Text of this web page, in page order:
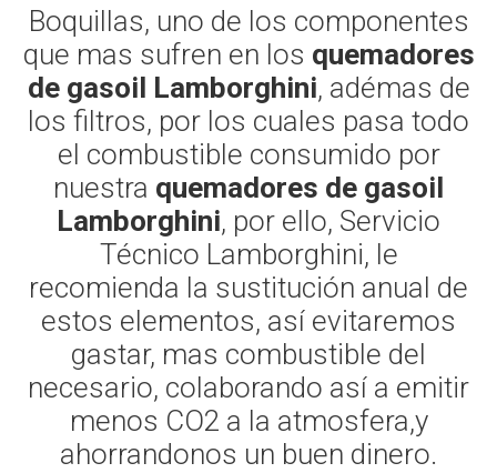
Boquillas, uno de los componentes
que mas sufren en los quemadores
de gasoil Lamborghini, adémas de
los filtros, por los cuales pasa todo
el combustible consumido por
nuestra quemadores de gasoil
Lamborghini, por ello, Servicio
Técnico Lamborghini, le
recomienda la sustitución anual de
estos elementos, así evitaremos
gastar, mas combustible del
necesario, colaborando así a emitir
menos CO2 a la atmosfera,y
ahorrandonos un buen dinero.